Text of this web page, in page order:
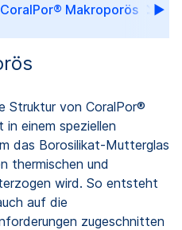
CoralPor® Makroporös
Struktur von CoralPor®
einem speziellen
das Borosilikat-Mutterglas
thermischen und
wird. So entsteht
auf die
zugeschnitten